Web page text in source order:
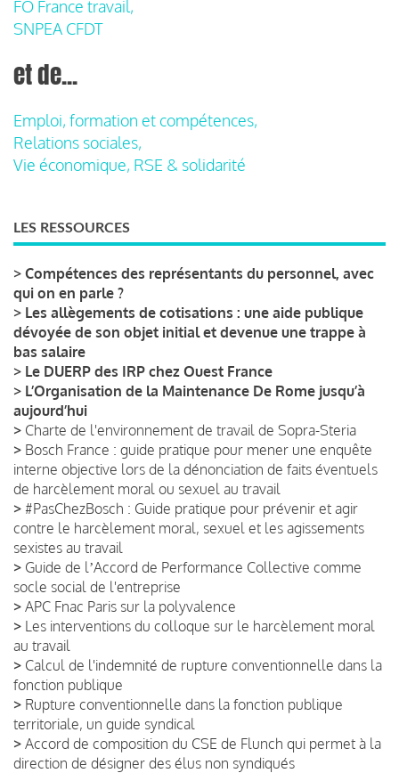
FO France travail,
SNPEA CFDT
et de...
Emploi, formation et compétences,
Relations sociales,
Vie économique, RSE & solidarité
LES RESSOURCES
> Compétences des représentants du personnel, avec
qui on en parle ?
> Les allègements de cotisations : une aide publique
dévoyée de son objet initial et devenue une trappe à
bas salaire
> Le DUERP des IRP chez Ouest France
> L’Organisation de la Maintenance De Rome jusqu’à
aujourd’hui
> Charte de l'environnement de travail de Sopra-Steria
> Bosch France : guide pratique pour mener une enquête
interne objective lors de la dénonciation de faits éventuels
de harcèlement moral ou sexuel au travail
> #PasChezBosch : Guide pratique pour prévenir et agir
contre le harcèlement moral, sexuel et les agissements
sexistes au travail
> Guide de lʼAccord de Performance Collective comme
socle social de l'entreprise
> APC Fnac Paris sur la polyvalence
> Les interventions du colloque sur le harcèlement moral
au travail
> Calcul de l'indemnité de rupture conventionnelle dans la
fonction publique
> Rupture conventionnelle dans la fonction publique
territoriale, un guide syndical
> Accord de composition du CSE de Flunch qui permet à la
direction de désigner des élus non syndiqués